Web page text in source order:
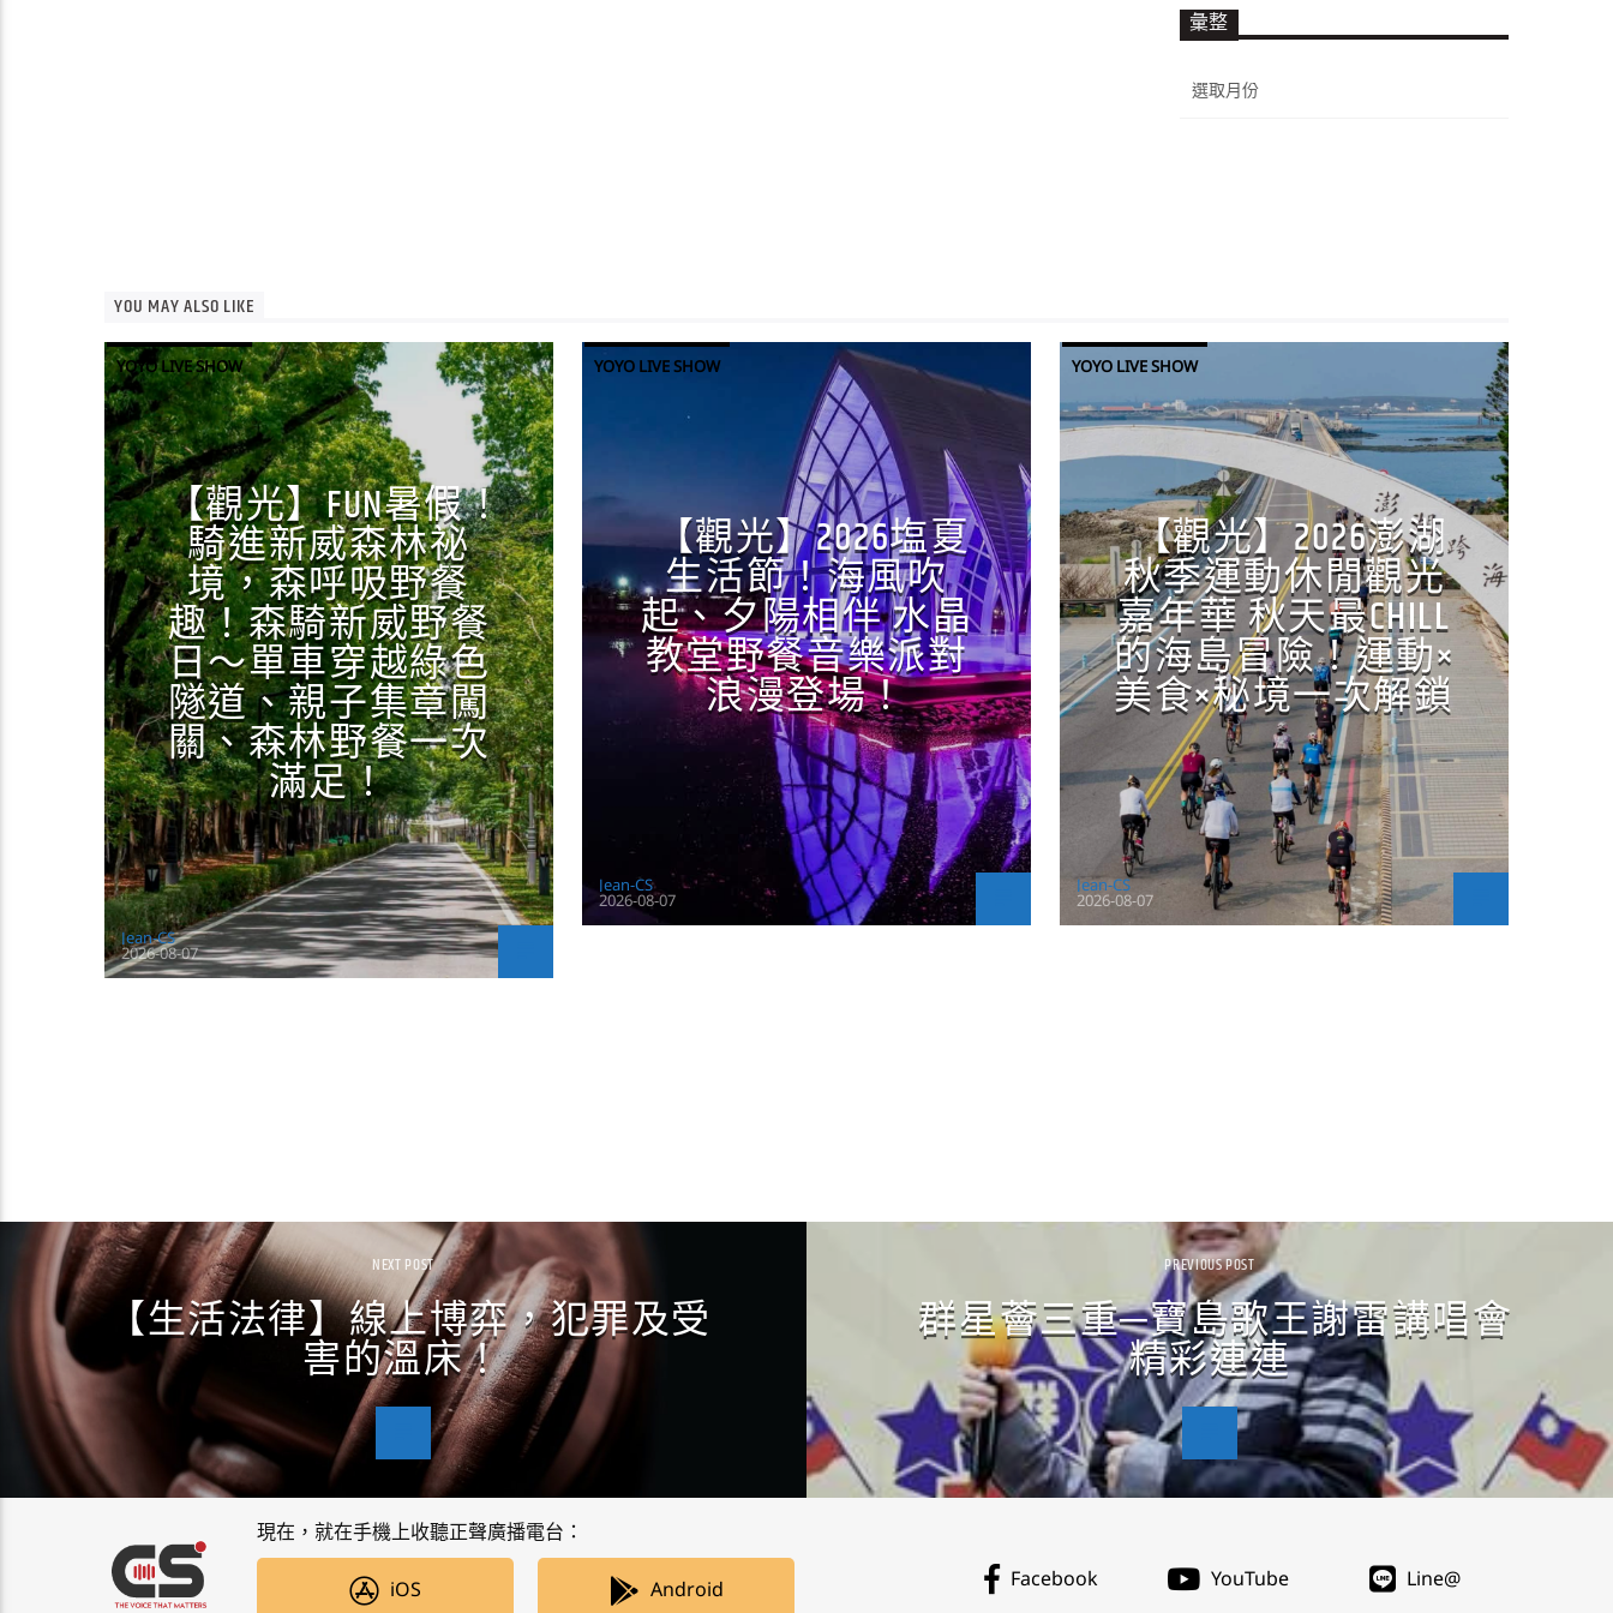
彙整
整
YOU MAY ALSO LIKE
YOYO LIVE SHOW
【觀光】FUN暑假！
騎進新威森林祕
境，森呼吸野餐
趣！森騎新威野餐
日～單車穿越綠色
隧道、親子集章闖
關、森林野餐一次
滿足！
Jean-CS
2026-08-07
YOYO LIVE SHOW
【觀光】2026塩夏
生活節！海風吹
起、夕陽相伴 水晶
教堂野餐音樂派對
浪漫登場！
Jean-CS
2026-08-07
YOYO LIVE SHOW
【觀光】2026澎湖
秋季運動休閒觀光
嘉年華 秋天最CHILL
的海島冒險！運動×
美食×秘境一次解鎖
Jean-CS
2026-08-07
NEXT POST
【生活法律】線上博弈，犯罪及受
害的溫床！
PREVIOUS POST
群星薈三重─寶島歌王謝雷講唱會
精彩連連
現在，就在手機上收聽正聲廣播電台：
iOS Android Facebook YouTube Line@